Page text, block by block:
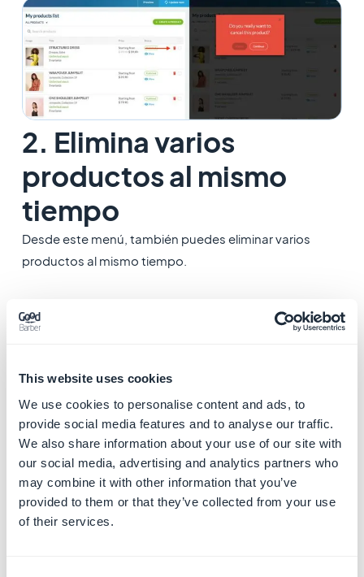
This website uses cookies
We use cookies to personalise content and ads, to
provide social media features and to analyse our traffic.
We also share information about your use of our site with
our social media, advertising and analytics partners who
may combine it with other information that you’ve
provided to them or that they’ve collected from your use
of their services.
2. Elimina varios
productos al mismo
tiempo
Desde este menú, también puedes eliminar varios
productos al mismo tiempo.
marcando las casillas en la columna derecha
2.Haz clic en el icono de la Papelera que
aparece en el encabezado de la tabla.
3. En la pantalla de confirmación,haz clic en
Continuar